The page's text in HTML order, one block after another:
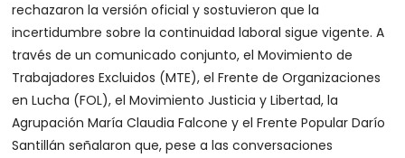
rechazaron la versión oficial y sostuvieron que la
incertidumbre sobre la continuidad laboral sigue vigente. A
través de un comunicado conjunto, el Movimiento de
Trabajadores Excluidos (MTE), el Frente de Organizaciones
en Lucha (FOL), el Movimiento Justicia y Libertad, la
Agrupación María Claudia Falcone y el Frente Popular Darío
Santillán señalaron que, pese a las conversaciones